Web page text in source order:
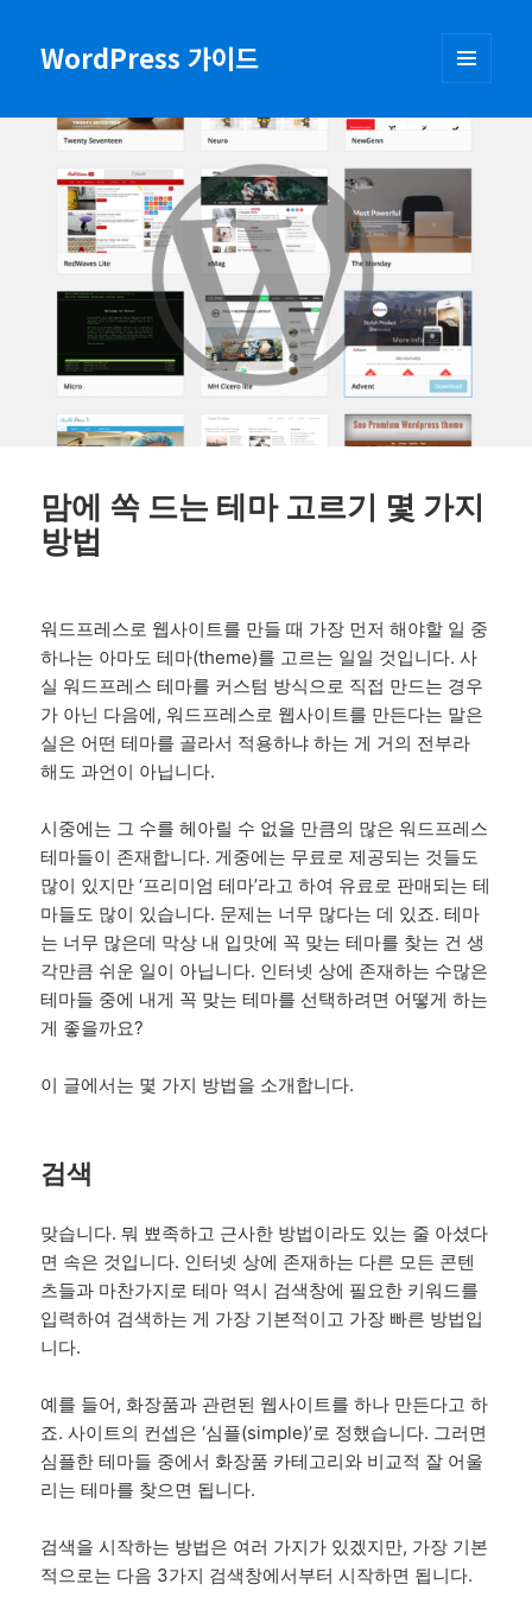
WordPress 가이드
맘에 쏙 드는 테마 고르기 몇 가지
방법
워드프레스로 웹사이트를 만들 때 가장 먼저 해야할 일 중
하나는 아마도 테마(theme)를 고르는 일일 것입니다. 사
실 워드프레스 테마를 커스텀 방식으로 직접 만드는 경우
가 아닌 다음에, 워드프레스로 웹사이트를 만든다는 말은
실은 어떤 테마를 골라서 적용하냐 하는 게 거의 전부라
해도 과언이 아닙니다.
시중에는 그 수를 헤아릴 수 없을 만큼의 많은 워드프레스
테마들이 존재합니다. 게중에는 무료로 제공되는 것들도
많이 있지만 ‘프리미엄 테마’라고 하여 유료로 판매되는 테
마들도 많이 있습니다. 문제는 너무 많다는 데 있죠. 테마
는 너무 많은데 막상 내 입맛에 꼭 맞는 테마를 찾는 건 생
각만큼 쉬운 일이 아닙니다. 인터넷 상에 존재하는 수많은
테마들 중에 내게 꼭 맞는 테마를 선택하려면 어떻게 하는
게 좋을까요?
이 글에서는 몇 가지 방법을 소개합니다.
검색
맞습니다. 뭐 뾰족하고 근사한 방법이라도 있는 줄 아셨다
면 속은 것입니다. 인터넷 상에 존재하는 다른 모든 콘텐
츠들과 마찬가지로 테마 역시 검색창에 필요한 키워드를
입력하여 검색하는 게 가장 기본적이고 가장 빠른 방법입
니다.
예를 들어, 화장품과 관련된 웹사이트를 하나 만든다고 하
죠. 사이트의 컨셉은 ‘심플(simple)’로 정했습니다. 그러면
심플한 테마들 중에서 화장품 카테고리와 비교적 잘 어울
리는 테마를 찾으면 됩니다.
검색을 시작하는 방법은 여러 가지가 있겠지만, 가장 기본
적으로는 다음 3가지 검색창에서부터 시작하면 됩니다.